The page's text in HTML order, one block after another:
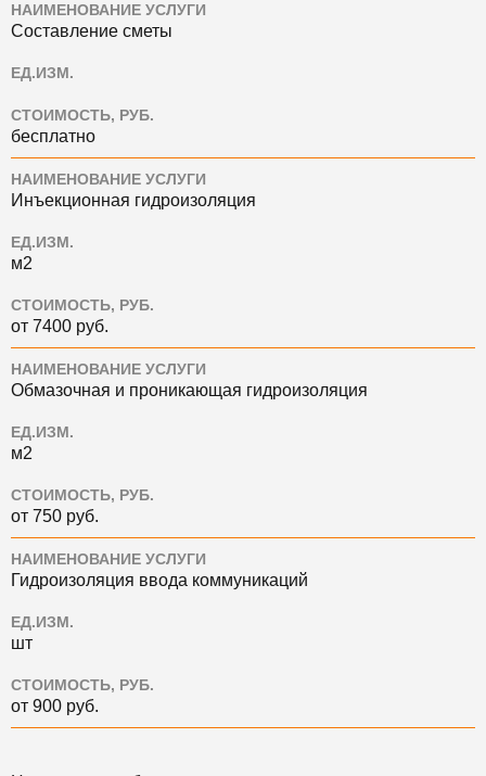
НАИМЕНОВАНИЕ УСЛУГИ
Составление сметы
ЕД.ИЗМ.
СТОИМОСТЬ, РУБ.
бесплатно
НАИМЕНОВАНИЕ УСЛУГИ
Инъекционная гидроизоляция
ЕД.ИЗМ.
м2
СТОИМОСТЬ, РУБ.
от 7400 руб.
НАИМЕНОВАНИЕ УСЛУГИ
Обмазочная и проникающая гидроизоляция
ЕД.ИЗМ.
м2
СТОИМОСТЬ, РУБ.
от 750 руб.
НАИМЕНОВАНИЕ УСЛУГИ
Гидроизоляция ввода коммуникаций
ЕД.ИЗМ.
шт
СТОИМОСТЬ, РУБ.
от 900 руб.